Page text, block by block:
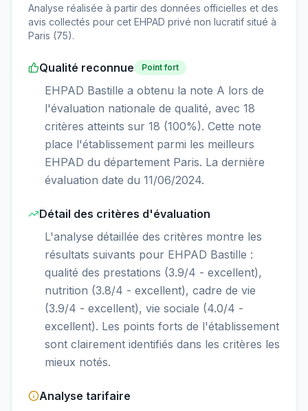
Analyse réalisée à partir des données officielles et des
avis collectés pour cet EHPAD privé non lucratif situé à
Paris (75).
Qualité reconnue Point fort
EHPAD Bastille a obtenu la note A lors de
l'évaluation nationale de qualité, avec 18
critères atteints sur 18 (100%). Cette note
place l'établissement parmi les meilleurs
EHPAD du département Paris. La dernière
évaluation date du 11/06/2024.
Détail des critères d'évaluation
L'analyse détaillée des critères montre les
résultats suivants pour EHPAD Bastille :
qualité des prestations (3.9/4 - excellent),
nutrition (3.8/4 - excellent), cadre de vie
(3.9/4 - excellent), vie sociale (4.0/4 -
excellent). Les points forts de l'établissement
sont clairement identifiés dans les critères les
mieux notés.
Analyse tarifaire